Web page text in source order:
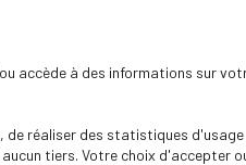
accède à des informations sur
réaliser des statistiques
tiers. Votre choix d'accepter